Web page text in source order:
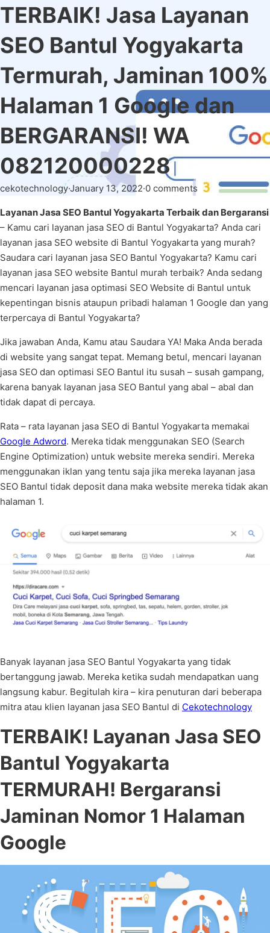
TERBAIK! Jasa Layanan
SEO Bantul Yogyakarta
Termurah, Jaminan 100%
Halaman 1 Google dan
BERGARANSI! WA
082120000228
cekotechnology·January 13, 2022·0 comments
Layanan Jasa SEO Bantul Yogyakarta Terbaik dan Bergaransi
– Kamu cari layanan jasa SEO di Bantul Yogyakarta? Anda cari
layanan jasa SEO website di Bantul Yogyakarta yang murah?
Saudara cari layanan jasa SEO Bantul Yogyakarta? Kamu cari
layanan jasa SEO website Bantul murah terbaik? Anda sedang
mencari layanan jasa optimasi SEO Website di Bantul untuk
kepentingan bisnis ataupun pribadi halaman 1 Google dan yang
terpercaya di Bantul Yogyakarta?
Jika jawaban Anda, Kamu atau Saudara YA! Maka Anda berada
di website yang sangat tepat. Memang betul, mencari layanan
jasa SEO dan optimasi SEO Bantul itu susah – susah gampang,
karena banyak layanan jasa SEO Bantul yang abal – abal dan
tidak dapat di percaya.
Rata – rata layanan jasa SEO di Bantul Yogyakarta memakai
Google Adword. Mereka tidak menggunakan SEO (Search
Engine Optimization) untuk website mereka sendiri. Mereka
menggunakan iklan yang tentu saja jika mereka layanan jasa
SEO Bantul tidak deposit dana maka website mereka tidak akan
halaman 1.
Banyak layanan jasa SEO Bantul Yogyakarta yang tidak
bertanggung jawab. Mereka ketika sudah mendapatkan uang
langsung kabur. Begitulah kira – kira penuturan dari beberapa
mitra atau klien layanan jasa SEO Bantul di Cekotechnology
TERBAIK! Layanan Jasa SEO
Bantul Yogyakarta
TERMURAH! Bergaransi
Jaminan Nomor 1 Halaman
Google